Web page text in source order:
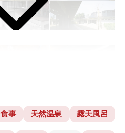
食事 天然温泉 露天風呂